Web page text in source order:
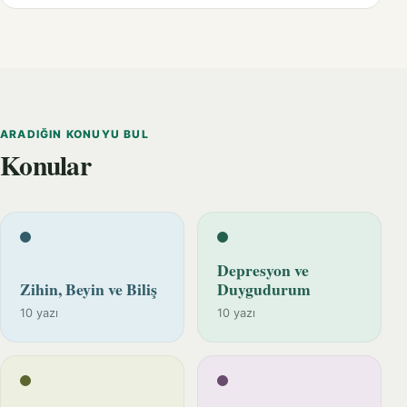
ARADIĞIN KONUYU BUL
Konular
Zihin, Beyin ve Biliş
10 yazı
Depresyon ve
Duygudurum
10 yazı